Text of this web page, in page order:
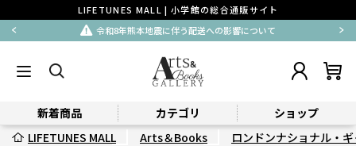
LIFETUNES MALL | 小学館の総合通販サイト
令和8年熊本地震に伴う配送への影響について
新着商品 カテゴリ
ショップ
LIFETUNES MALL
Arts＆Books ロンドンナショナル・